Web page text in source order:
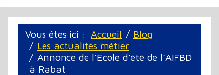
Vous êtes ici : Accueil
Blog
Les actualités métier
Annonce de l’Ecole d’été de l’AIFBD
à Rabat